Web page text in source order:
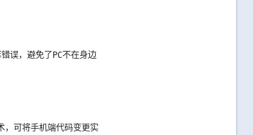
误，避免了PC不在身边
，可将手机端代码变更实